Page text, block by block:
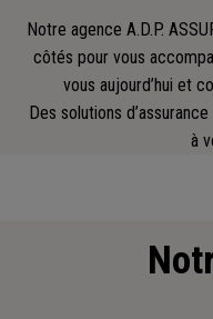
Notre agence A.D.P.
côtés pour vous
vous aujourd’hui et
Des solutions
à